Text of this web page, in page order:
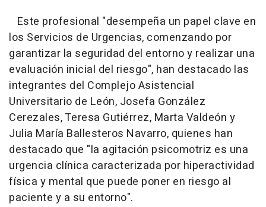
Este profesional "desempeña un papel clave en
los Servicios de Urgencias, comenzando por
garantizar la seguridad del entorno y realizar una
evaluación inicial del riesgo", han destacado las
integrantes del Complejo Asistencial
Universitario de León, Josefa González
Cerezales, Teresa Gutiérrez, Marta Valdeón y
Julia María Ballesteros Navarro, quienes han
destacado que "la agitación psicomotriz es una
urgencia clínica caracterizada por hiperactividad
física y mental que puede poner en riesgo al
paciente y a su entorno".